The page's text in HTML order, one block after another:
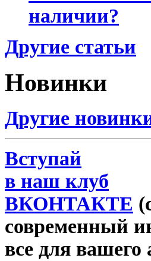
наличии?
Другие статьи
Новинки
Другие
Вступай
в наш клуб
ВКОНТАКТЕ
современный
все для вашего